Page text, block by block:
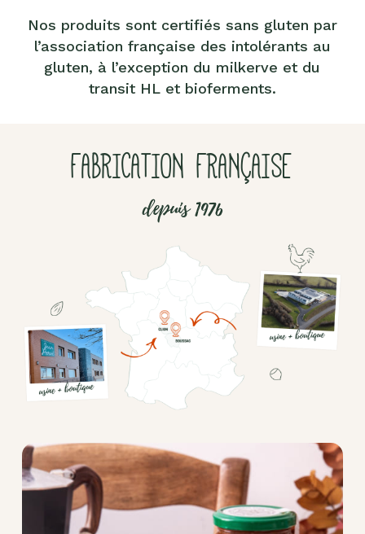
Nos produits sont certifiés sans gluten par
l’association française des intolérants au
gluten, à l’exception du milkerve et du
transit HL et bioferments.
FABRICATION FRANÇAISE
depuis 1976
culinaires
Boisson
poudre
Fruits
secs
Mélanges
apéritifs
Tartinables
apéritifs